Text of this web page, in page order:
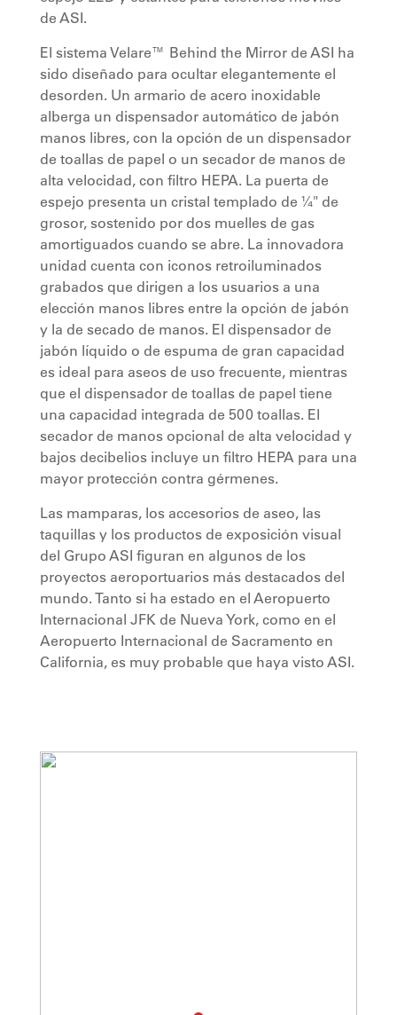
de ASI.
El sistema Velare™ Behind the Mirror de ASI ha
sido diseñado para ocultar elegantemente el
desorden. Un armario de acero inoxidable
alberga un dispensador automático de jabón
manos libres, con la opción de un dispensador
de toallas de papel o un secador de manos de
alta velocidad, con filtro HEPA. La puerta de
espejo presenta un cristal templado de ¼" de
grosor, sostenido por dos muelles de gas
amortiguados cuando se abre. La innovadora
unidad cuenta con iconos retroiluminados
grabados que dirigen a los usuarios a una
elección manos libres entre la opción de jabón
y la de secado de manos. El dispensador de
jabón líquido o de espuma de gran capacidad
es ideal para aseos de uso frecuente, mientras
que el dispensador de toallas de papel tiene
una capacidad integrada de 500 toallas. El
secador de manos opcional de alta velocidad y
bajos decibelios incluye un filtro HEPA para una
mayor protección contra gérmenes.
Las mamparas, los accesorios de aseo, las
taquillas y los productos de exposición visual
del Grupo ASI figuran en algunos de los
proyectos aeroportuarios más destacados del
mundo. Tanto si ha estado en el Aeropuerto
Internacional JFK de Nueva York, como en el
Aeropuerto Internacional de Sacramento en
California, es muy probable que haya visto ASI.